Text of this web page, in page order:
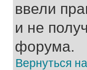
ввели
и не
форума.
Вернуться